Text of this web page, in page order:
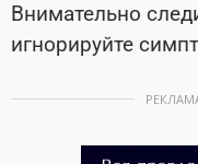
Внимательно
игнорируйте